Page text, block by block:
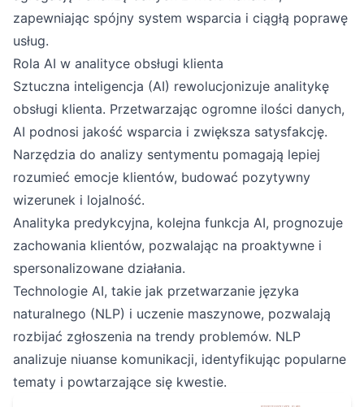
zapewniając spójny system wsparcia i ciągłą poprawę
usług.
Rola AI w analityce obsługi klienta
Sztuczna inteligencja (AI) rewolucjonizuje analitykę
obsługi klienta. Przetwarzając ogromne ilości danych,
AI podnosi jakość wsparcia i zwiększa satysfakcję.
Narzędzia do analizy sentymentu pomagają lepiej
rozumieć emocje klientów, budować pozytywny
wizerunek i lojalność.
Analityka predykcyjna, kolejna funkcja AI, prognozuje
zachowania klientów, pozwalając na proaktywne i
spersonalizowane działania.
Technologie AI, takie jak przetwarzanie języka
naturalnego (NLP) i uczenie maszynowe, pozwalają
rozbijać zgłoszenia na trendy problemów. NLP
analizuje niuanse komunikacji, identyfikując popularne
tematy i powtarzające się kwestie.